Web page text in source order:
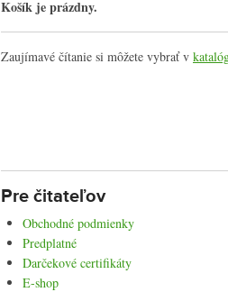
Košík je prázdny.
Zaujímavé čítanie si môžete vybrať v
Pre čitateľov
Obchodné podmienky
Predplatné
Darčekové certifikáty
E-shop